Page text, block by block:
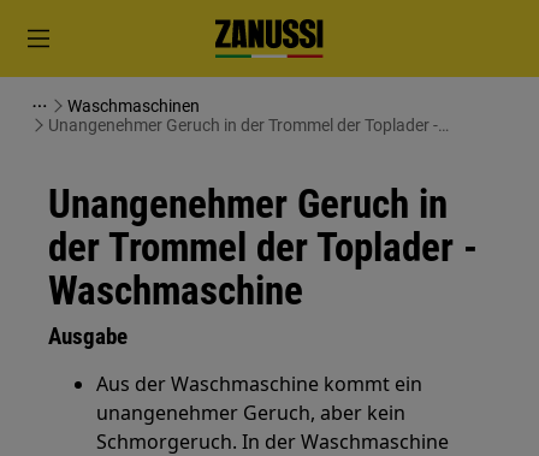
Waschmaschinen
Unangenehmer Geruch in der Trommel der Toplader -
Unangenehmer Geruch in
der Trommel der Toplader -
Waschmaschine
Ausgabe
Aus der Waschmaschine kommt ein
unangenehmer Geruch, aber kein
Schmorgeruch. In der Waschmaschine